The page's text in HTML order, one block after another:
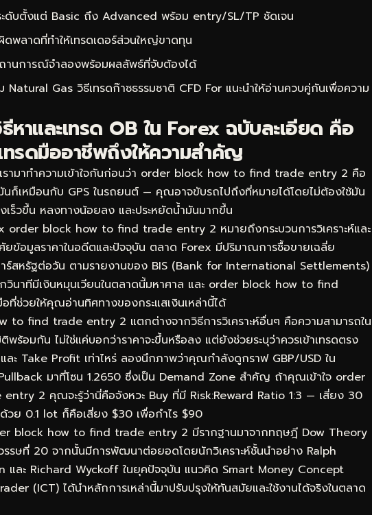
ดับตั้งแต่ Basic ถึง Advanced พร้อม entry/SL/TP ชัดเจน
พลาดที่ทำให้เทรดเดอร์ส่วนใหญ่ขาดทุน
านการณ์จำลองพร้อมผลลัพธ์ที่จับต้องได้
Natural Gas วิธีเทรดก๊าซธรรมชาติ CFD For แนะนำให้อ่านควบคู่กันเพื่อความ
าและเทรด OB ใน Forex ฉบับละเอียด คือ
ทรดมืออาชีพถึงให้ความสำคัญ
เรามาทำความเข้าใจกันก่อนว่า order block how to find trade entry 2 คือ
นก็เหมือนกับ GPS ในรถยนต์ — คุณอาจขับรถไปถึงที่หมายได้โดยไม่ต้องใช้มัน
ร็วขึ้น หลงทางน้อยลง และประหยัดน้ำมันมากขึ้น
order block how to find trade entry 2 หมายถึงกระบวนการวิเคราะห์และ
ยข้อมูลราคาในอดีตและปัจจุบัน ตลาด Forex มีปริมาณการซื้อขายเฉลี่ย
ร์สหรัฐต่อวัน ตามรายงานของ BIS (Bank for International Settlements)
นาทีมีเงินหมุนเวียนในตลาดนี้มหาศาล และ order block how to find
ช่วยให้คุณอ่านทิศทางของกระแสเงินเหล่านี้ได้
to find trade entry 2 แตกต่างจากวิธีการวิเคราะห์อื่นๆ คือความสามารถใน
ร้อมกัน ไม่ใช่แค่บอกว่าราคาจะขึ้นหรือลง แต่ยังช่วยระบุว่าควรเข้าเทรดตรง
ละ Take Profit เท่าไหร่ ลองนึกภาพว่าคุณกำลังดูกราฟ GBP/USD ใน
มาที่โซน 1.2650 ซึ่งเป็น Demand Zone สำคัญ ถ้าคุณเข้าใจ order
2 คุณจะรู้ว่านี่คือจังหวะ Buy ที่มี Risk:Reward Ratio 1:3 — เสี่ยง 30
วย 0.1 lot ก็คือเสี่ยง $30 เพื่อกำไร $90
block how to find trade entry 2 มีรากฐานมาจากทฤษฎี Dow Theory
รษที่ 20 จากนั้นมีการพัฒนาต่อยอดโดยนักวิเคราะห์ชั้นนำอย่าง Ralph
และ Richard Wyckoff ในยุคปัจจุบัน แนวคิด Smart Money Concept
(ICT) ได้นำหลักการเหล่านี้มาปรับปรุงให้ทันสมัยและใช้งานได้จริงในตลาด